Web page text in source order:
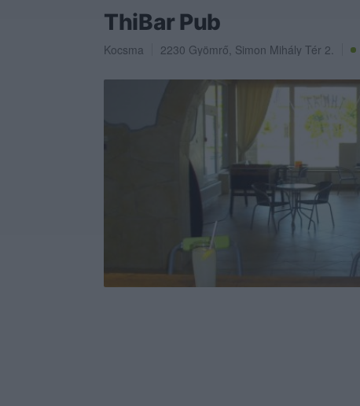
ThiBar Pub
Kocsma 2230 Gyömrő, Simon Mihály Tér 2.